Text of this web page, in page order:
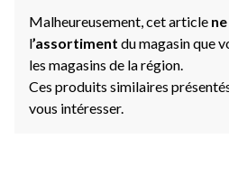
Malheureusement, cet article
l’assortiment du magasin que
les magasins de la région.
Ces produits similaires
vous intéresser.